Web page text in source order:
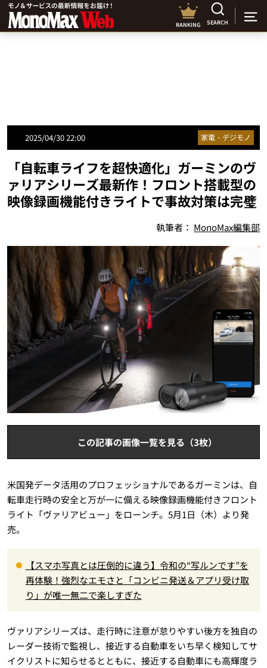
RANKING SEARCH
2025/04/30 22:00 家電・デジモノ
「自転車ライフを超快適化」ガーミンのヴ
ァリアシリーズ最新作！フロント搭載型の
映像録画機能付きライトで事故対策は完璧
執筆者： MonoMax編集部
この記事の画像一覧を見る（3枚）
米国発データ活用のプロフェッショナルであるガーミンは、自
転車走行時の安全と万が一に備える映像録画機能付きフロント
ライト「ヴァリアビュー」をローンチ。5月1日（木）より発
売。
【スマホ写真とは圧倒的に違う】令和の“写ルンです”を
再体験！強烈なエモさと「コンビニ発送＆アプリ受け取
り」が唯一無二で楽しすぎた
ヴァリアシリーズは、走行時に注意が怠りやすい後方を独自の
レーダー技術で監視し、接近する自動車をいち早く検知してサ
イクリストに知らせるとともに、接近する自動車にも高輝度ラ